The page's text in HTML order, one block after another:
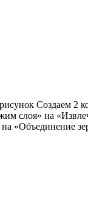
Создаем
слоя» на
«Объединение